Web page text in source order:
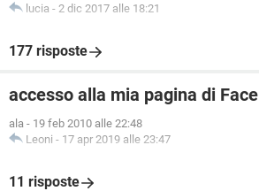
lucia - 2 dic 2017 alle 18:21
177 risposte
accesso alla mia pagina di
ala - 19 feb 2010 alle 22:48
Leoni - 17 apr 2019 alle 23:47
11 risposte